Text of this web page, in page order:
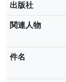
出版社
関連人物
件名